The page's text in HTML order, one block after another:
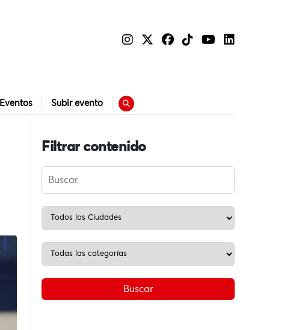
Eventos Subir evento
Filtrar contenido